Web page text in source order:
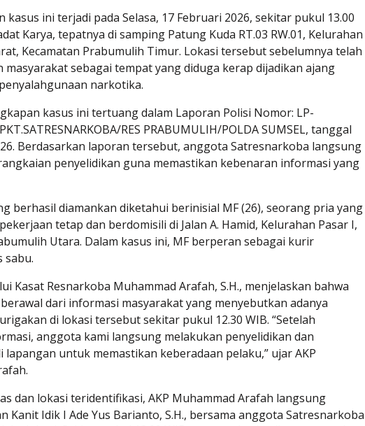
kasus ini terjadi pada Selasa, 17 Februari 2026, sekitar pukul 13.00
Karya, tepatnya di samping Patung Kuda RT.03 RW.01, Kelurahan
Kecamatan Prabumulih Timur. Lokasi tersebut sebelumnya telah
masyarakat sebagai tempat yang diduga kerap dijadikan ajang
narkotika.
kasus ini tertuang dalam Laporan Polisi Nomor: LP-
RES PRABUMULIH/POLDA SUMSEL, tanggal
Berdasarkan laporan tersebut, anggota Satresnarkoba langsung
penyelidikan guna memastikan kebenaran informasi yang
berhasil diamankan diketahui berinisial MF (26), seorang pria yang
tetap dan berdomisili di Jalan A. Hamid, Kelurahan Pasar I,
Utara. Dalam kasus ini, MF berperan sebagai kurir
sabu.
Kasat Resnarkoba Muhammad Arafah, S.H., menjelaskan bahwa
dari informasi masyarakat yang menyebutkan adanya
di lokasi tersebut sekitar pukul 12.30 WIB. “Setelah
anggota kami langsung melakukan penyelidikan dan
lapangan untuk memastikan keberadaan pelaku,” ujar AKP
dan lokasi teridentifikasi, AKP Muhammad Arafah langsung
Kanit Idik I Ade Yus Barianto, S.H., bersama anggota Satresnarkoba